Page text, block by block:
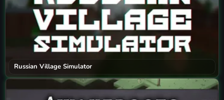
Russian Village Simulator